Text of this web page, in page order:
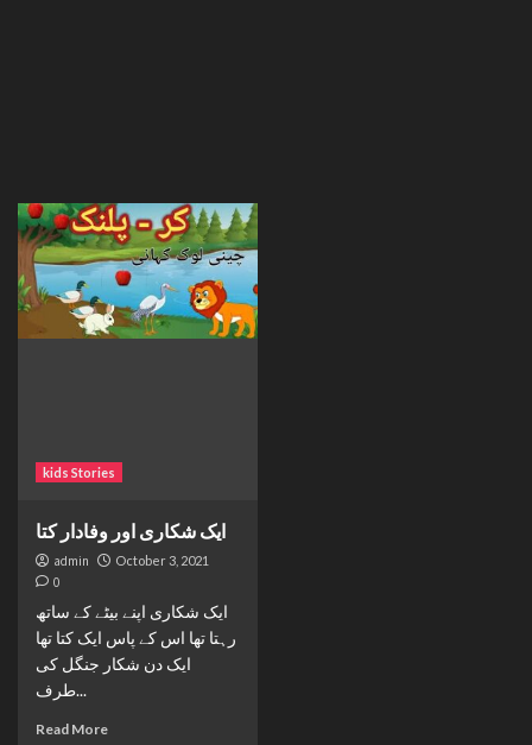
kids Stories
ایک شکاری اور وفادار کتا
admin October 3, 2021
0
ایک شکاری اپنے بیٹے کے ساتھ
رہتا تھا اس کے پاس ایک کتا تھا
ایک دن شکار جنگل کی
طرف...
Read More